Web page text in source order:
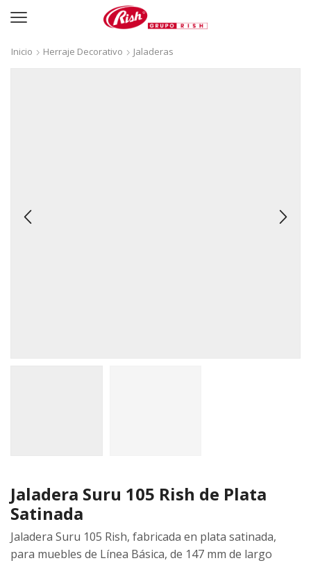
Inicio Herraje Decorativo Jaladeras
Jaladera Suru 105 Rish de Plata
Satinada
Jaladera Suru 105 Rish, fabricada en plata satinada,
para muebles de Línea Básica, de 147 mm de largo